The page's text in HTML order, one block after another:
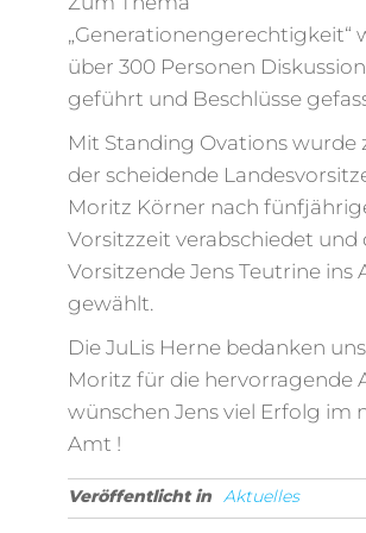
„Generationengerechtigkeit“
über 300 Personen
geführt und Beschlüsse
Mit Standing Ovations wurde
der scheidende
Moritz Körner nach
Vorsitzzeit verabschiedet und
Vorsitzende Jens Teutrine ins
gewählt.
Die JuLis Herne bedanken
Moritz für die hervorragende
wünschen Jens viel Erfolg im
Amt !
Veröffentlicht in Aktuelles